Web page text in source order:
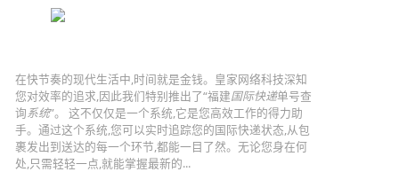
在快节奏的现代生活中,时间就是金钱。皇家网络科技深知
您对效率的追求,因此我们特别推出了“福建国际快递单号查
询系统”。 这不仅仅是一个系统,它是您高效工作的得力助
手。通过这个系统,您可以实时追踪您的国际快递状态,从包
裹发出到送达的每一个环节,都能一目了然。无论您身在何
处,只需轻轻一点,就能掌握最新的...